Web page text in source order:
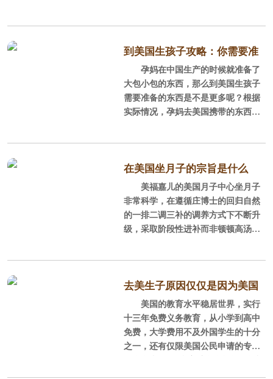
合法移民恐被剥夺身份。
到美国生孩子攻略：你需要准
备的待产物品有哪些
孕妈在中国生产的时候就准备了
大包小包的东西，那么到美国生孩子
需要准备的东西是不是更多呢？根据
实际情况，孕妈去美国携带的东西没
些。
1、美国医院​提供基本的用品
在美国生孩子和国内医院不同，
生巾、免洗内裤、洗澡湿纸巾、阴道
清洗瓶、防溢乳垫等，新生儿需要用
到的配方奶、滴管、纸尿布、湿纸
巾、凡士林、
在美国坐月子的宗旨是什么
美福嘉儿的美国月子中心坐月子
非常科学，在遵循庄博士的回归自然
的一排二调三补的调养方式下不断升
级，采取阶段性进补而非顿顿高汤，
代普通水促进妈妈在生产后的阶段排
毒，达到收缩子宫恢复骨盆的功效。
下面是美福嘉儿带给妈妈科学合理“坐
月子”的8条建议。
1，适宜的室内环境。
去美生子原因仅仅是因为美国
的教育吗？
美国的教育水平稳居世界，实行
十三年免费义务教育，从小学到高中
免费，大学费用不及外国学生的十分
之一，还有仅限美国公民申请的专项